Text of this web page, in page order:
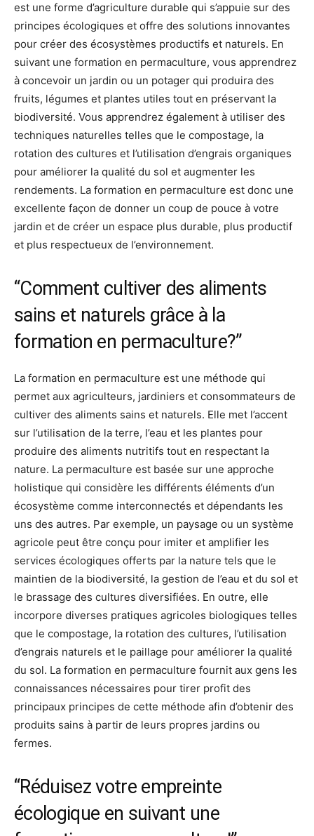
est une forme d’agriculture durable qui s’appuie sur des
principes écologiques et offre des solutions innovantes
pour créer des écosystèmes productifs et naturels. En
suivant une formation en permaculture, vous apprendrez
à concevoir un jardin ou un potager qui produira des
fruits, légumes et plantes utiles tout en préservant la
biodiversité. Vous apprendrez également à utiliser des
techniques naturelles telles que le compostage, la
rotation des cultures et l’utilisation d’engrais organiques
pour améliorer la qualité du sol et augmenter les
rendements. La formation en permaculture est donc une
excellente façon de donner un coup de pouce à votre
jardin et de créer un espace plus durable, plus productif
et plus respectueux de l’environnement.
“Comment cultiver des aliments
sains et naturels grâce à la
formation en permaculture?”
La formation en permaculture est une méthode qui
permet aux agriculteurs, jardiniers et consommateurs de
cultiver des aliments sains et naturels. Elle met l’accent
sur l’utilisation de la terre, l’eau et les plantes pour
produire des aliments nutritifs tout en respectant la
nature. La permaculture est basée sur une approche
holistique qui considère les différents éléments d’un
écosystème comme interconnectés et dépendants les
uns des autres. Par exemple, un paysage ou un système
agricole peut être conçu pour imiter et amplifier les
services écologiques offerts par la nature tels que le
maintien de la biodiversité, la gestion de l’eau et du sol et
le brassage des cultures diversifiées. En outre, elle
incorpore diverses pratiques agricoles biologiques telles
que le compostage, la rotation des cultures, l’utilisation
d’engrais naturels et le paillage pour améliorer la qualité
du sol. La formation en permaculture fournit aux gens les
connaissances nécessaires pour tirer profit des
principaux principes de cette méthode afin d’obtenir des
produits sains à partir de leurs propres jardins ou
fermes.
“Réduisez votre empreinte
écologique en suivant une